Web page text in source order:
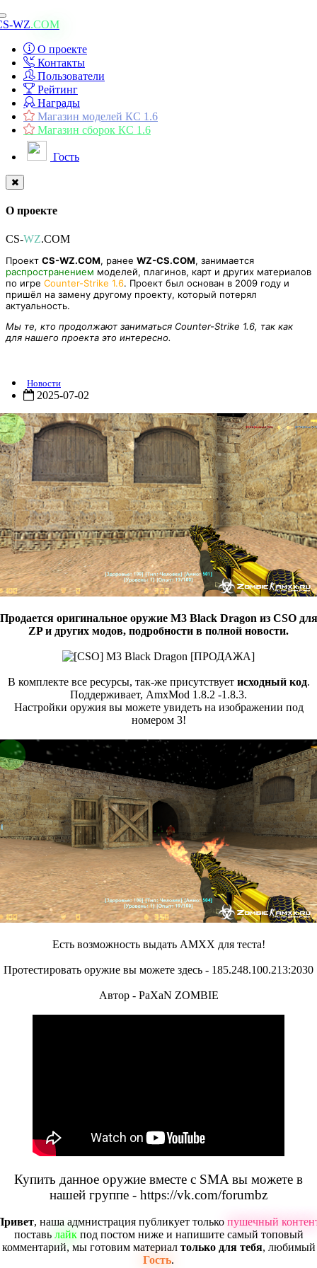
Toggle
navigation
WZ.COM
О проекте
Контакты
Пользователи
Рейтинг
Награды
Магазин моделей КС 1.6
Магазин сборок КС 1.6
Гость
О проекте
CS-WZ.COM
Проект CS-WZ.COM, ранее WZ-CS.COM, занимается
распространением моделей, плагинов, карт и других материалов
по игре Counter-Strike 1.6. Проект был основан в 2009 году и
пришёл на замену другому проекту, который потерял
актуальность.
Мы те, кто продолжают заниматься Counter-Strike 1.6, так как
для нашего проекта это интересно.
Новости
2025-07-02
Продается оригинальное оружие M3 Black Dragon из CSO для
ZP и других модов, подробности в полной новости.
В комплекте все ресурсы, так-же присутствует исходный код.
Поддерживает, AmxMod 1.8.2 -1.8.3.
Настройки оружия вы можете увидеть на изображении под
номером 3!
Есть возможность выдать AMXX для теста!
Протестировать оружие вы можете здесь - 185.248.100.213:2030
Автор - PaXaN ZOMBIE
Купить данное оружие вместе с SMA вы можете в
нашей группе - https://vk.com/forumbz
, наша адмнистрация публикует только пушечный
поставь лайкпод постом ниже и напишите самый топовый
комментарий, мы готовим материал только для тебя, любимый
Гость.